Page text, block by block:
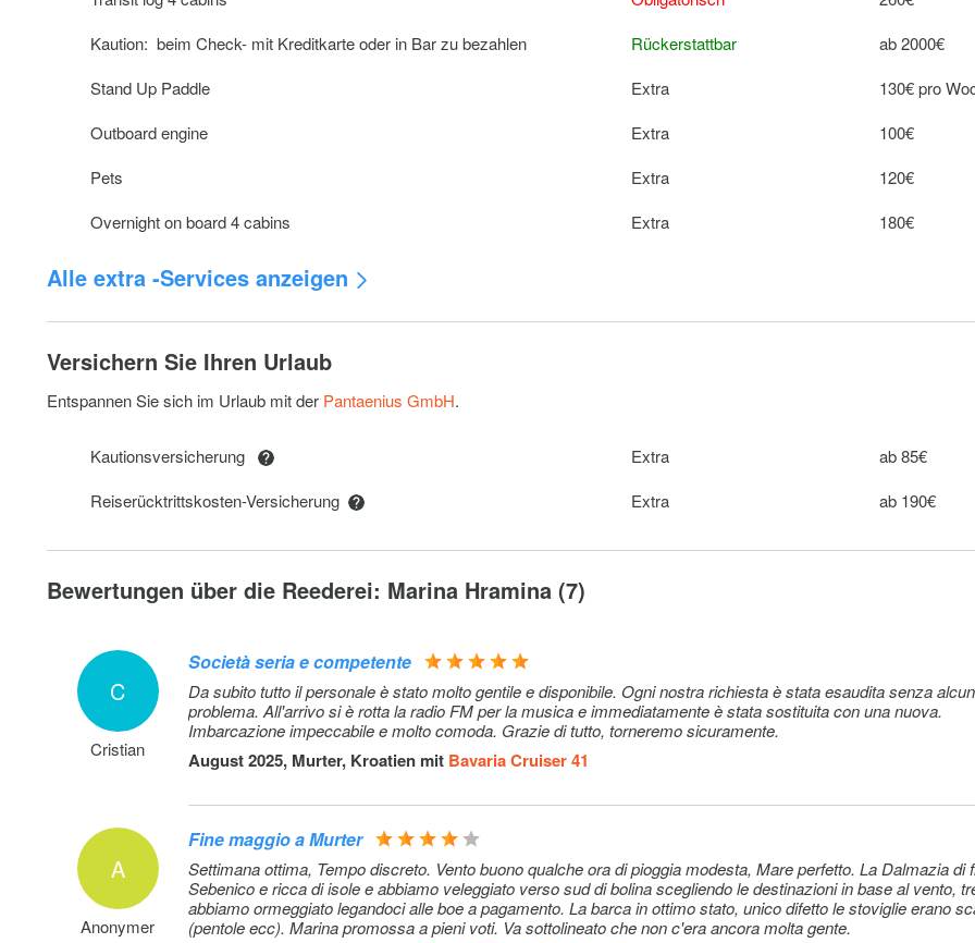
Kaution: beim Check- mit Kreditkarte oder in Bar zu bezahlen
Rückerstattbar
ab 2000€
Stand Up Paddle
Extra
130€ pro
Outboard engine
Extra
100€
Pets
Extra
120€
Overnight on board 4 cabins
Extra 180€
Alle extra -Services anzeigen
Genaker Extra 250€ pro
Versichern Sie Ihren Urlaub
Entspannen Sie sich im Urlaub mit der Pantaenius GmbH.
Kautionsversicherung Extra
ab 85€
Reiserücktrittskosten-Versicherung
Extra ab 190€
Bewertungen über die Reederei: Marina Hramina (7)
C
Cristian
Società seria e competente
Da subito tutto il personale è stato molto gentile e disponibile. Ogni nostra richiesta è stata esaudita senza alcun
problema. All'arrivo si è rotta la radio FM per la musica e immediatamente è stata sostituita con una nuova.
Imbarcazione impeccabile e molto comoda. Grazie di tutto, torneremo sicuramente.
August 2025, Murter, Kroatien mit Bavaria Cruiser 41
A
Anonymer
Fine maggio a Murter
Settimana ottima, Tempo discreto. Vento buono qualche ora di pioggia modesta, Mare perfetto. La Dalmazia di fronte a
Sebenico e ricca di isole e abbiamo veleggiato verso sud di bolina scegliendo le destinazioni in base al vento,
abbiamo ormeggiato legandoci alle boe a pagamento. La barca in ottimo stato, unico difetto le stoviglie erano
(pentole ecc). Marina promossa a pieni voti. Va sottolineato che non c'era ancora molta gente.